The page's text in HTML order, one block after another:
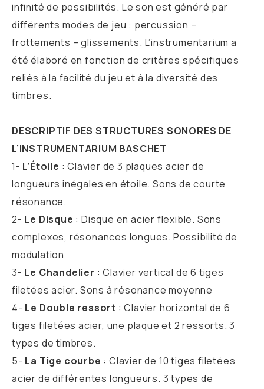
infinité de possibilités. Le son est généré par
différents modes de jeu : percussion –
frottements – glissements. L’instrumentarium a
été élaboré en fonction de critères spécifiques
reliés à la facilité du jeu et à la diversité des
timbres.
DESCRIPTIF DES STRUCTURES SONORES DE
L’INSTRUMENTARIUM BASCHET
1- L’Étoile : Clavier de 3 plaques acier de
longueurs inégales en étoile. Sons de courte
résonance.
2- Le Disque : Disque en acier flexible. Sons
complexes, résonances longues. Possibilité de
modulation
3- Le Chandelier : Clavier vertical de 6 tiges
filetées acier. Sons à résonance moyenne
4- Le Double ressort : Clavier horizontal de 6
tiges filetées acier, une plaque et 2 ressorts. 3
types de timbres.
5- La Tige courbe : Clavier de 10 tiges filetées
acier de différentes longueurs. 3 types de